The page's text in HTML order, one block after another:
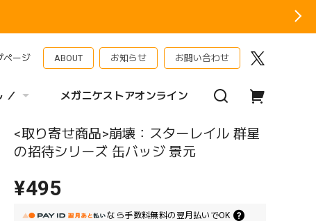
ページ ABOUT お知らせ お問い合わせ
／ メガニケストアオンライン
<取り寄せ商品>崩壊：スターレイル 群星
の招待シリーズ 缶バッジ 景元
¥495
なら手数料無料の 翌月払いでOK